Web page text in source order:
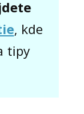
, kde
tipy